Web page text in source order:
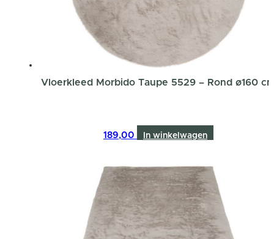
Vloerkleed Morbido Taupe 5529 – Rond ø160
189,00 In winkelwagen